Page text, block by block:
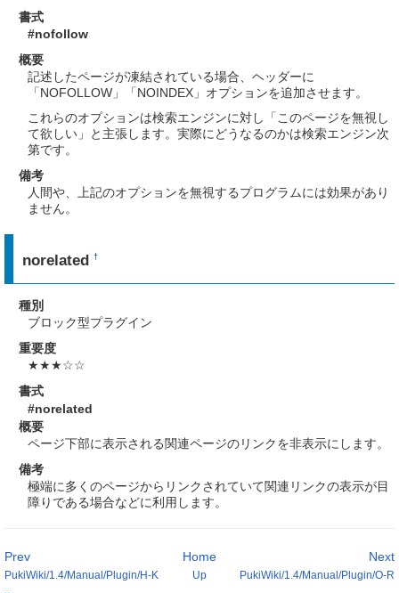
書式
#nofollow
概要
記述したページが凍結されている場合、ヘッダーに
「NOFOLLOW」「NOINDEX」オプションを追加させます。
これらのオプションは検索エンジンに対し「このページを無視し
て欲しい」と主張します。実際にどうなるのかは検索エンジン次
第です。
備考
人間や、上記のオプションを無視するプログラムには効果があり
ません。
norelated†
種別
ブロック型プラグイン
重要度
★★★☆☆
書式
#norelated
概要
ページ下部に表示される関連ページのリンクを非表示にします。
備考
極端に多くのページからリンクされていて関連リンクの表示が目
障りである場合などに利用します。
Prev
PukiWiki/1.4/Manual/Plugin/H-K
Next
PukiWiki/1.4/Manual/Plugin/O-R
Home
Up